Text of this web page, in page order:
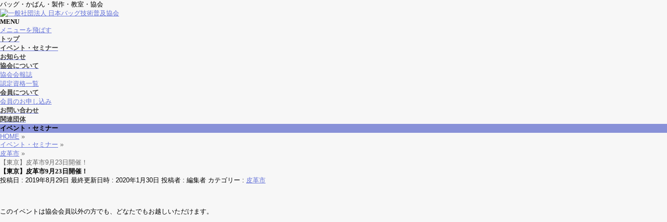
バッグ・かばん・製作・教室・協会
MENU
メニューを飛ばす
トップ
イベント・セミナー
お知らせ
協会について
協会会報誌
認定資格一覧
会員について
会員のお申し込み
お問い合わせ
関連団体
イベント・セミナー
HOME »
イベント・セミナー »
皮革市 »
【東京】皮革市9月23日開催！
【東京】皮革市9月23日開催！
投稿日 : 2019年8月29日 最終更新日時 : 2020年1月30日 投稿者 : 編集者 カテゴリー : 皮革市
このイベントは協会会員以外の方でも、どなたでもお越しいただけます。